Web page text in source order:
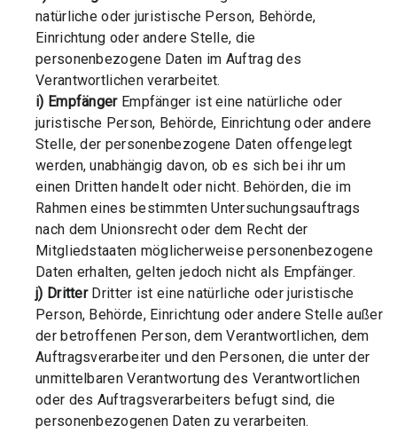
natürliche oder juristische Person, Behörde,
Einrichtung oder andere Stelle, die
personenbezogene Daten im Auftrag des
Verantwortlichen verarbeitet.
i) EmpfängerEmpfänger ist eine natürliche oder
juristische Person, Behörde, Einrichtung oder andere
Stelle, der personenbezogene Daten offengelegt
werden, unabhängig davon, ob es sich bei ihr um
einen Dritten handelt oder nicht. Behörden, die im
Rahmen eines bestimmten Untersuchungsauftrags
nach dem Unionsrecht oder dem Recht der
Mitgliedstaaten möglicherweise personenbezogene
Daten erhalten, gelten jedoch nicht als Empfänger.
j) DritterDritter ist eine natürliche oder juristische
Person, Behörde, Einrichtung oder andere Stelle außer
der betroffenen Person, dem Verantwortlichen, dem
Auftragsverarbeiter und den Personen, die unter der
unmittelbaren Verantwortung des Verantwortlichen
oder des Auftragsverarbeiters befugt sind, die
personenbezogenen Daten zu verarbeiten.